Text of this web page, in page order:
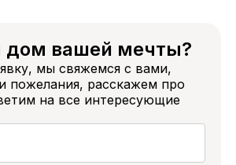
дом вашей мечты?
мы свяжемся с вами,
пожелания, расскажем про
на все интересующие